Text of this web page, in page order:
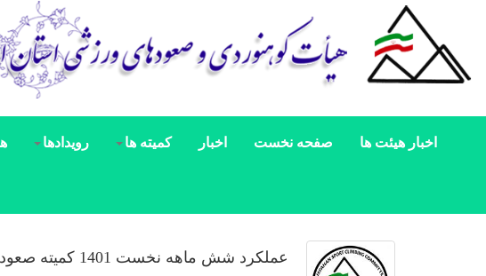
اخبار هیئت ها صفحه نخست اخبار کمیته ها رویدادها
عملکرد شش ماهه نخست 1401 کمیته صعود های ورزشی استان اصفهان